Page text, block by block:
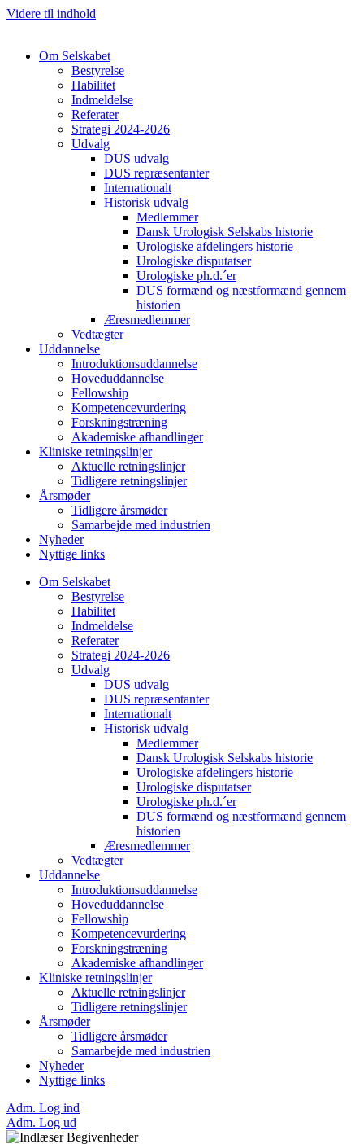
Videre til indhold
Om Selskabet
Bestyrelse
Habilitet
Indmeldelse
Referater
Strategi 2024-2026
Udvalg
DUS udvalg
DUS repræsentanter
Internationalt
Historisk udvalg
Medlemmer
Dansk Urologisk Selskabs historie
Urologiske afdelingers historie
Urologiske disputatser
Urologiske ph.d.´er
DUS formænd og næstformænd gennem
historien
Æresmedlemmer
Vedtægter
Uddannelse
Introduktionsuddannelse
Hoveduddannelse
Fellowship
Kompetencevurdering
Forskningstræning
Akademiske afhandlinger
Kliniske retningslinjer
Aktuelle retningslinjer
Tidligere retningslinjer
Årsmøder
Tidligere årsmøder
Samarbejde med industrien
Nyheder
Nyttige links
Om Selskabet
Bestyrelse
Habilitet
Indmeldelse
Referater
Strategi 2024-2026
Udvalg
DUS udvalg
DUS repræsentanter
Internationalt
Historisk udvalg
Medlemmer
Dansk Urologisk Selskabs historie
Urologiske afdelingers historie
Urologiske disputatser
Urologiske ph.d.´er
DUS formænd og næstformænd gennem
historien
Æresmedlemmer
Vedtægter
Uddannelse
Introduktionsuddannelse
Hoveduddannelse
Fellowship
Kompetencevurdering
Forskningstræning
Akademiske afhandlinger
Kliniske retningslinjer
Aktuelle retningslinjer
Tidligere retningslinjer
Årsmøder
Tidligere årsmøder
Samarbejde med industrien
Nyheder
Nyttige links
Adm. Log ind
Adm. Log ud